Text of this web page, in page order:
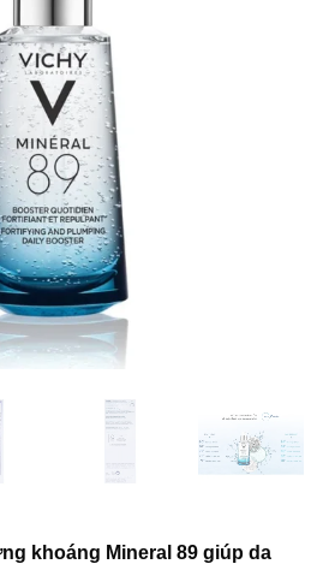
khoáng Mineral 89 giúp da